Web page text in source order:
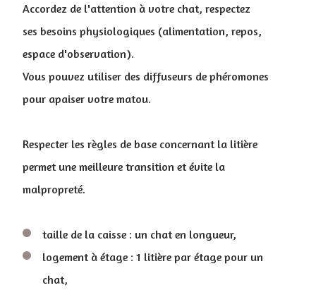
Accordez de l'attention à votre chat, respectez
ses besoins physiologiques (alimentation, repos,
espace d'observation).
Vous pouvez utiliser des diffuseurs de phéromones
pour apaiser votre matou.
Respecter les règles de base concernant la litière
permet une meilleure transition et évite la
malpropreté.
taille de la caisse : un chat en longueur,
logement à étage : 1 litière par étage pour un
chat,